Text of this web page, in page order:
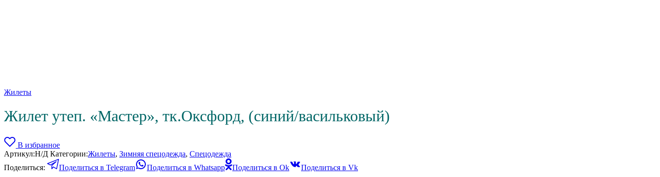
Жилеты
Жилет утеп. «Мастер», тк.Оксфорд, (синий/васильковый)
В избранное
Артикул:Н/Д Категории:Жилеты, Зимняя спецодежда, Спецодежда
Поделиться:
Поделиться в Telegram Поделиться в Whatsapp Поделиться в Ok Поделиться в Vk